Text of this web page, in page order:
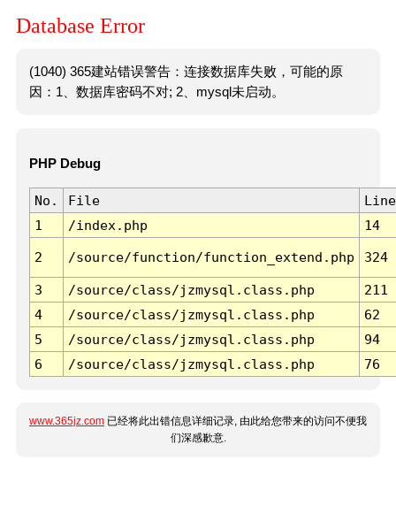
Database Error
(1040) 365建站错误警告：连接数据库失败，可能的原
因：1、数据库密码不对; 2、mysql未启动。
PHP Debug
No. File
Line
1
/index.php 14
2 /source/function/function_extend.php 324
3 /source/class/jzmysql.class.php
211
4
/source/class/jzmysql.class.php
62
5
/source/class/jzmysql.class.php
94
6
/source/class/jzmysql.class.php 76
www.365jz.com 已经将此出错信息详细记录, 由此给您带来的访问不便我
们深感歉意.